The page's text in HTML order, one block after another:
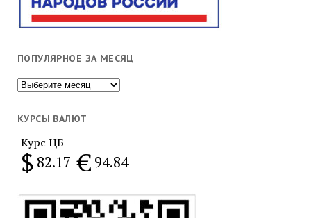
ПОПУЛЯРНОЕ ЗА МЕСЯЦ
Популярное
месяц
КУРСЫ ВАЛЮТ
Курс ЦБ
$ 82.17 € 94.84